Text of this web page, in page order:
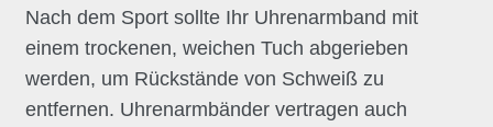
Nach dem Sport sollte Ihr Uhrenarmband mit
einem trockenen, weichen Tuch abgerieben
werden, um Rückstände von Schweiß zu
entfernen. Uhrenarmbänder vertragen auch